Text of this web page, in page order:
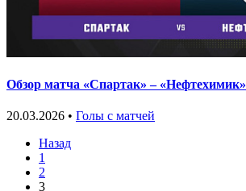
Обзор матча «Спартак» – «Нефтехимик»
20.03.2026 • Голы с матчей
Назад
1
2
3